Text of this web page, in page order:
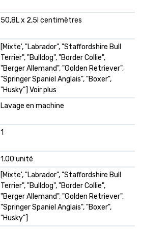
50,8L x 2,5l centimètres
[Mixte', "Labrador", "Staffordshire Bull
Terrier", "Bulldog", "Border Collie",
"Berger Allemand", "Golden Retriever",
"Springer Spaniel Anglais", "Boxer",
"Husky"] Voir plus
Lavage en machine
1
1.00 unité
[Mixte', "Labrador", "Staffordshire Bull
Terrier", "Bulldog", "Border Collie",
"Berger Allemand", "Golden Retriever",
"Springer Spaniel Anglais", "Boxer",
"Husky"]